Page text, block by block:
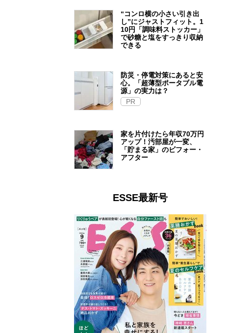
“コンロ横の小さい引き出
し”にジャストフィット。1
10円「調味料ストッカー」
で砂糖と塩をすっきり収納
できる
防災・停電対策にあると安
心。「超薄型ポータブル電
源」の実力は？​
PR
家を片付けたら年収70万円
アップ！汚部屋が一変、
「貯まる家」のビフォー・
アフター
ESSE最新号